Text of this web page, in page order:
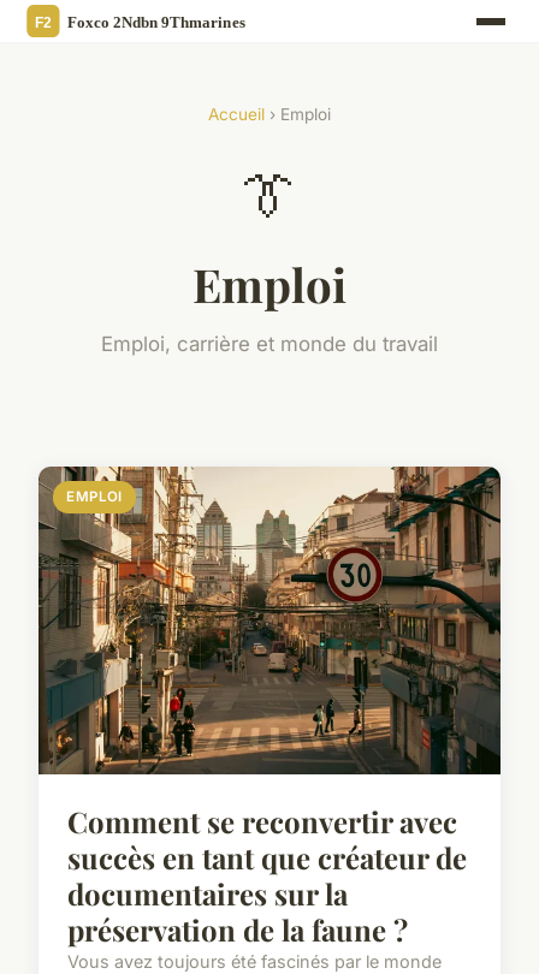
Accueil › Emploi
👔
Emploi
Emploi, carrière et monde du travail
EMPLOI
Comment se reconvertir avec
succès en tant que créateur de
documentaires sur la
préservation de la faune ?
Vous avez toujours été fascinés par le monde